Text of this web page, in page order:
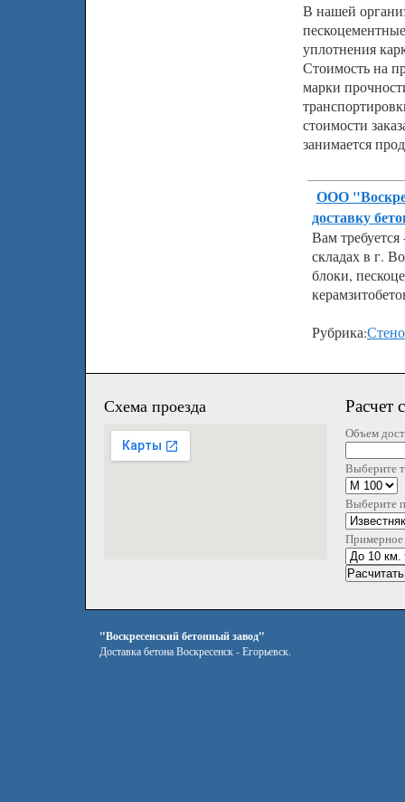
В нашей
уплотнения
Стоимость на
марки
стоимости
занимается
ООО
доставку
Вам
складах в г.
блоки,
Рубрика:
Схема проезда Расчет
Объем
Выберите
Выберите
Примерное
"Воскресенский бетонный завод"
Доставка бетона Воскресенск - Егорьевск.